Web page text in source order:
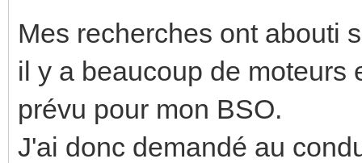
Mes recherches ont abouti
il y a beaucoup de moteurs
prévu pour mon BSO.
J'ai donc demandé au